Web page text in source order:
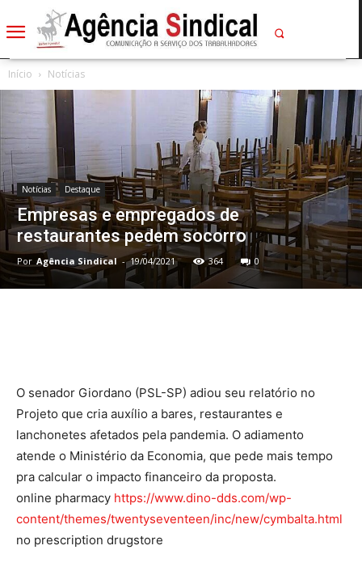
Início Notícias
Notícias Destaque
Empresas e empregados de
restaurantes pedem socorro
Por Agência Sindical - 19/04/2021 364 0
O senador Giordano (PSL-SP) adiou seu relatório no
Projeto que cria auxílio a bares, restaurantes e
lanchonetes afetados pela pandemia. O adiamento
atende o Ministério da Economia, que pede mais tempo
pra calcular o impacto financeiro da proposta.
online pharmacy https://www.dino-dds.com/wp-
content/themes/twentyseventeen/inc/new/cymbalta.html
no prescription drugstore